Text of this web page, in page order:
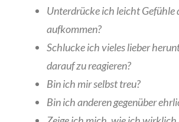
Unterdrücke ich leicht Gefühle
aufkommen?
Schlucke ich vieles lieber
darauf zu reagieren?
Bin ich mir selbst treu?
Bin ich anderen gegenüber